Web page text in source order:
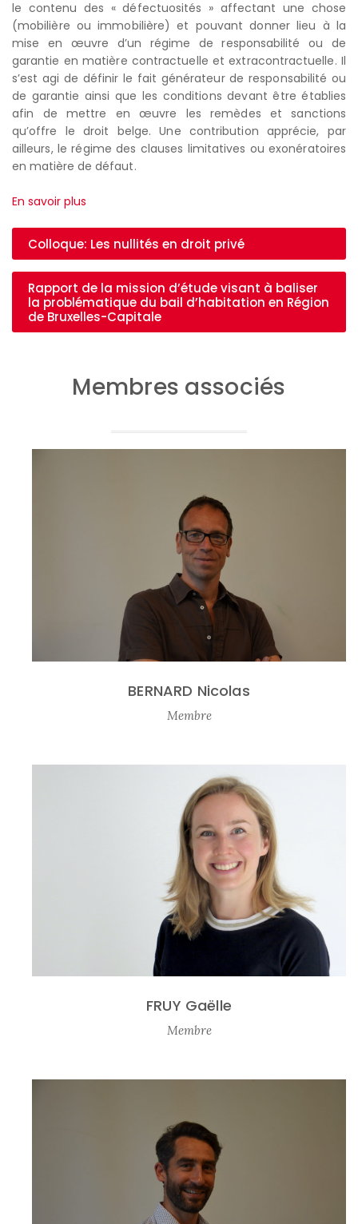
le contenu des « défectuosités » affectant une chose
(mobilière ou immobilière) et pouvant donner lieu à la
mise en œuvre d’un régime de responsabilité ou de
garantie en matière contractuelle et extracontractuelle. Il
s’est agi de définir le fait générateur de responsabilité ou
de garantie ainsi que les conditions devant être établies
afin de mettre en œuvre les remèdes et sanctions
qu’offre le droit belge. Une contribution apprécie, par
ailleurs, le régime des clauses limitatives ou exonératoires
en matière de défaut.
En savoir plus
Colloque: Les nullités en droit privé
Rapport de la mission d’étude visant à baliser
la problématique du bail d’habitation en Région
de Bruxelles-Capitale
Membres associés
BERNARD Nicolas
Membre
FRUY Gaëlle
Membre